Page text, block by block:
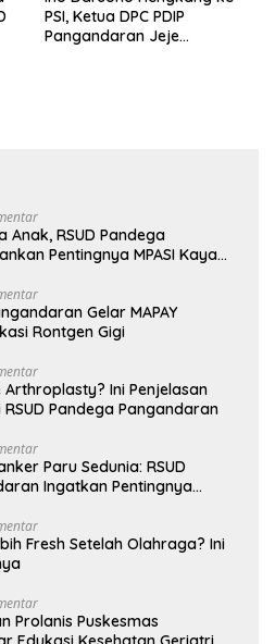
PSI, Ketua DPC PDIP
Pangandaran Jeje
Anak, RSUD Pandega
Pentingnya MPASI Kaya
Gelar MAPAY
Rontgen Gigi
Arthroplasty? Ini Penjelasan
Pandega Pangandaran
Paru Sedunia: RSUD
Ingatkan Pentingnya
Fresh Setelah Olahraga? Ini
Prolanis Puskesmas